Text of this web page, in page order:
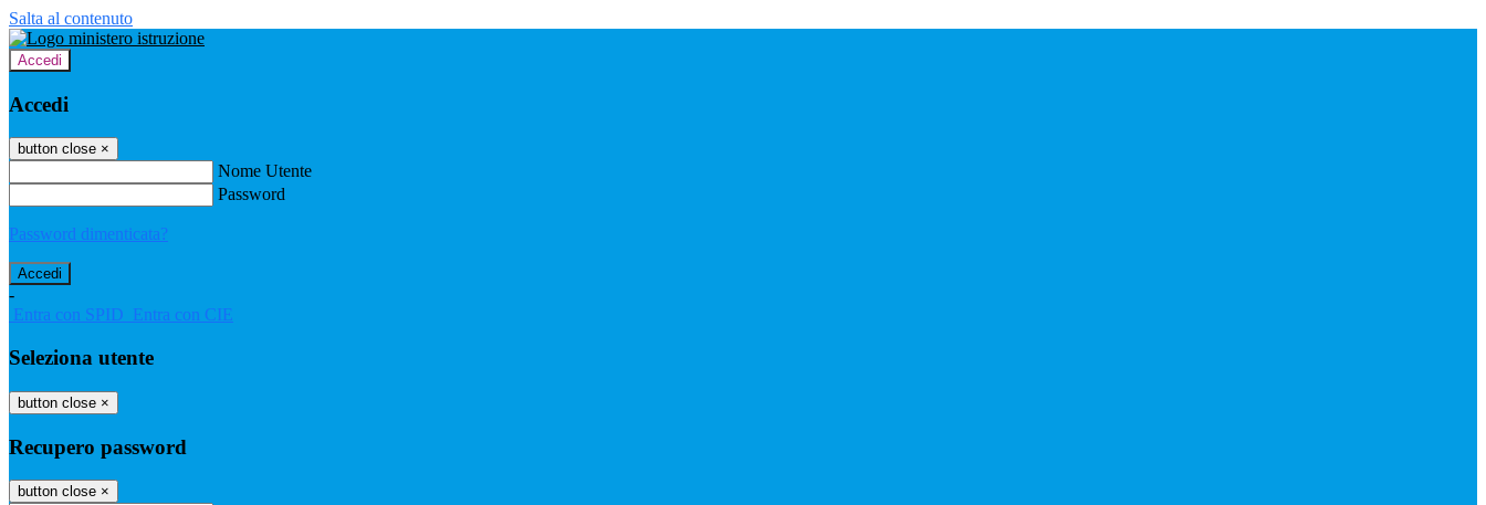
Salta al contenuto
Accedi
Accedi
button close ×
Nome Utente
Password
Password dimenticata?
-
Entra con SPID Entra con CIE
Seleziona utente
button close ×
Recupero password
button close ×